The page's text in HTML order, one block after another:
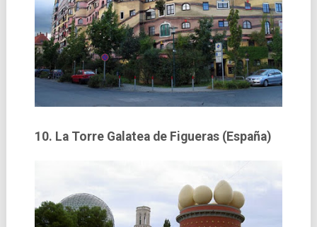
10. La Torre Galatea de Figueras (España)